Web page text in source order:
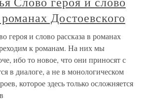
Достоевского
героя и слово рассказа в романах
к романам. На них мы
ибо то новое, что они приносят с
в диалоге, а не в монологическом
которое здесь только осложняется